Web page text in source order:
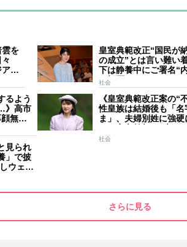
雲を
々
競
ュ
長
皇室典範改正“国民が
の成立”とは言い難い
下は静養中にご署名“
も拒否することはで
手紙は男系男子に固執
現状を批判的に報道
社会
るよう
》高市
無
ンショ
と30分
《皇室典範改正案の“
性皇族は結婚後も「名
ま」、夫婦別姓に強
社会
見られ
」で披
ウェ
さらに見る